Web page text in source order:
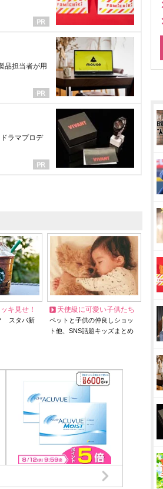
品担当者が用
ラマプロデ
キ見せ！
スタバ新
天使級に可愛い子供たち
ペットと子供の仲良しショッ
ト他、SNS話題キッズまとめ